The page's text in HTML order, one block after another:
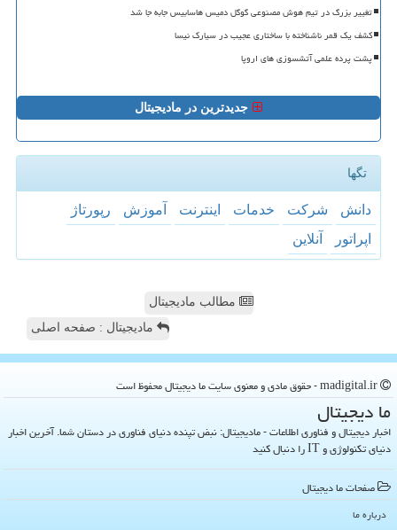
تغییر بزرگ در تیم هوش مصنوعی گوگل دمیس هاسابیس جابه جا شد
کشف یک قمر ناشناخته با ساختاری عجیب در سیارک نیسا
پشت پرده علمی آتشسوزی های اروپا
جدیدترین در مادیجیتال
تگها
دانش شركت خدمات اینترنت آموزش
رپورتاژ
اپراتور
آنلاین
مطالب مادیجیتال
مادیجیتال : صفحه اصلی
ما دیجیتال
اخبار دیجیتال و فناوری اطلاعات - مادیجیتال: نبض تپنده دنیای فناوری در دستان شما. آخرین اخبار
دنیای تکنولوژی و IT را دنبال کنید
صفحات ما دیجیتال
درباره ما